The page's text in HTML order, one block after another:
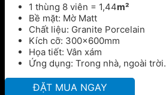
1 thùng 8 viên = 1,44m²
Bề mặt: Mờ Matt
Chất liệu: Granite Porcelain
Kích cỡ: 300x600mm
Họa tiết: Vân xám
Ứng dụng: Trong nhà, ngoài trời.
ĐẶT MUA NGAY